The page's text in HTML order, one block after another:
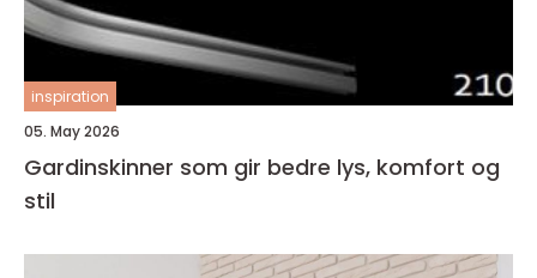
inspiration
05. May 2026
Gardinskinner som gir bedre lys, komfort og
stil